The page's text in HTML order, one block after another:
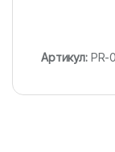
Артикул: PR-